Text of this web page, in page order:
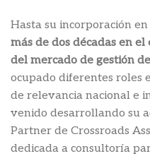
Hasta su incorporación en
más de dos décadas en
del mercado de gestión
ocupado diferentes roles
de relevancia nacional e
venido desarrollando su
Partner de Crossroads
dedicada a consultoría